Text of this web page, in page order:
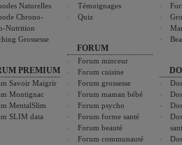
Naturelles
Chrono-
Nutrition
Grossesse
PREMIUM
Savoir Maigrir
Montignac
MentalSlim
SLIM data
Témoignages
Quiz
FORUM
Forum minceur
Forum cuisine
Forum grossesse
Forum maman bébé
Forum psycho
Forum forme santé
Forum beauté
Forum communauté